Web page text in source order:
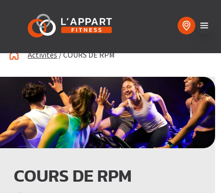
Activités/COURS DE RPM
COURS DE RPM